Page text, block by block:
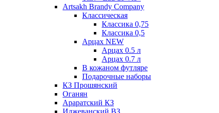
Artsakh Brandy Company
Классическая
Классика 0,75
Классика 0,5
Арцах NEW
Арцах 0.5 л
Арцах 0.7 л
В кожаном футляре
Подарочные наборы
КЗ Прошянский
Оганян
Араратский КЗ
Иджеванский ВЗ